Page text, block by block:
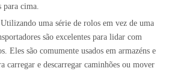
para cima.
uma série de rolos em vez de uma
são excelentes para lidar com
Eles são comumente usados ​​em armazéns e
carregar e descarregar caminhões ou mover